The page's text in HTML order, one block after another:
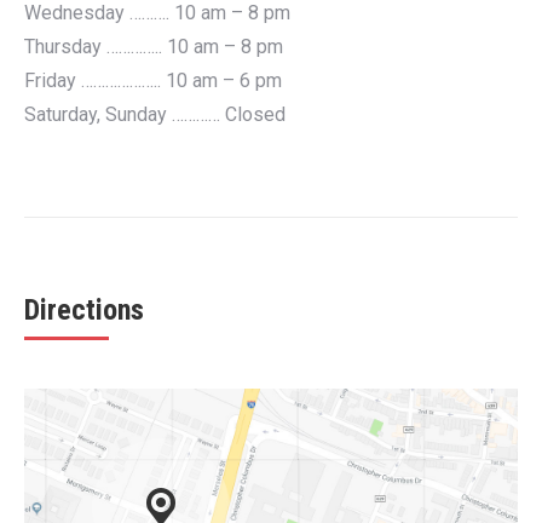
Wednesday ………. 10 am – 8 pm
Thursday ………….. 10 am – 8 pm
Friday ……………….. 10 am – 6 pm
Saturday, Sunday ………… Closed
Directions